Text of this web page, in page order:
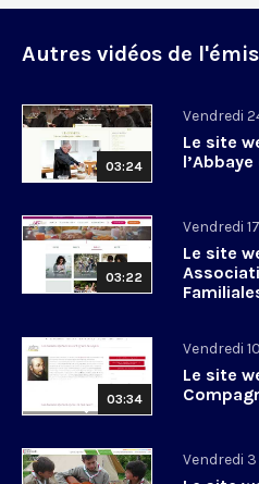
Autres vidéos de
03:24
Vendredi
Le site
l’Abbaye
03:22
Vendredi
Le site
03:34
Vendredi
Le site
Vendredi